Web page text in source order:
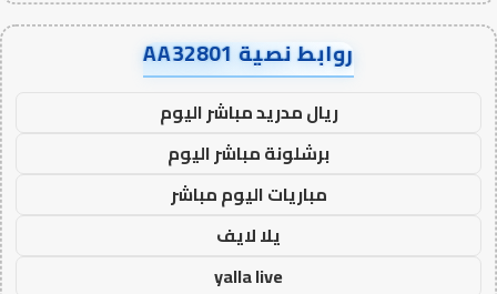
روابط نصية AA32801
ريال مدريد مباشر اليوم
برشلونة مباشر اليوم
مباريات اليوم مباشر
يلا لايف
yalla live